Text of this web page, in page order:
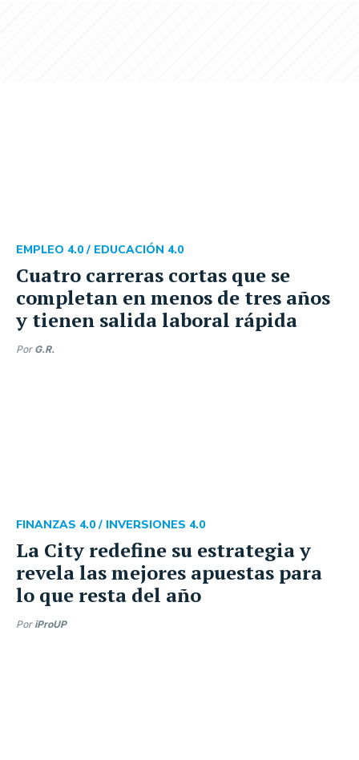
Cuatro carreras cortas que se
completan en menos de tres años
y tienen salida laboral rápida
EMPLEO 4.0 / EDUCACIÓN 4.0
Por G.R.
La City redefine su estrategia y
revela las mejores apuestas para
lo que resta del año
FINANZAS 4.0 / INVERSIONES 4.0
Por iProUP